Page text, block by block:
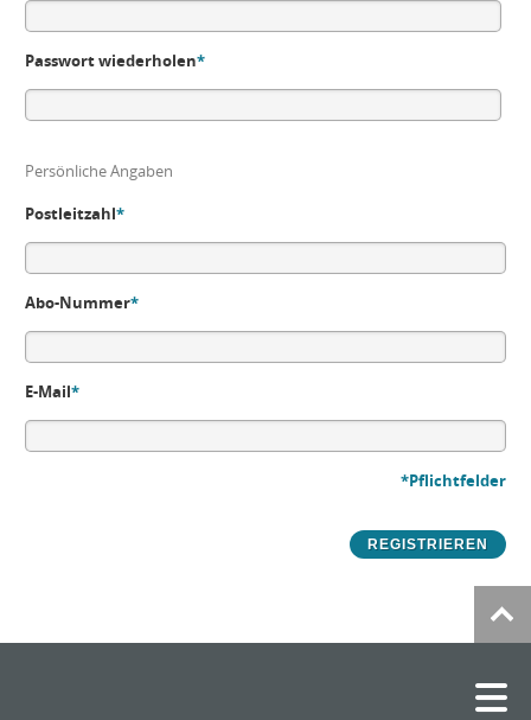
Passwort wiederholen*
Persönliche Angaben
Postleitzahl*
Abo-Nummer*
E-Mail*
*Pflichtfelder